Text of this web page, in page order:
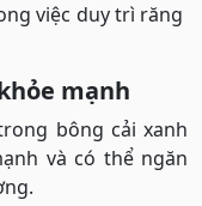
việc duy trì răng
mạnh
bông cải xanh
và có thể ngăn